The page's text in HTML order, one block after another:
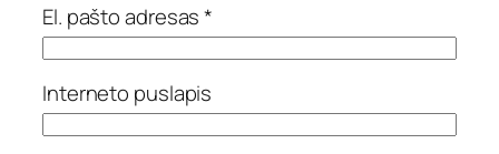
El. pašto adresas*
Interneto puslapis